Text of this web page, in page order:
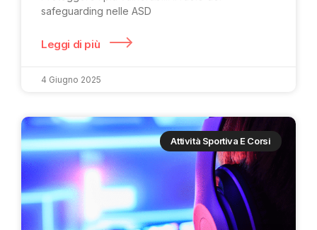
safeguarding nelle ASD
Leggi di più
4 Giugno 2025
Attività Sportiva E Corsi